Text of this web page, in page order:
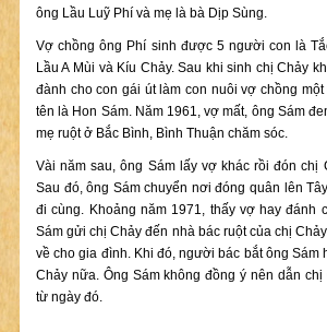
ông Lầu Luỹ Phí và mẹ là bà Dịp Sùng.
Vợ chồng ông Phí sinh được 5 người con là
Lầu A Mùi và Kíu Chảy. Sau khi sinh chị Chảy
đành cho con gái út làm con nuôi vợ chồng
tên là Hon Sám. Năm 1961, vợ mất, ông Sám
mẹ ruột ở Bắc Bình, Bình Thuận chăm sóc.
Vài năm sau, ông Sám lấy vợ khác rồi đón chị
Sau đó, ông Sám chuyển nơi đóng quân lên
đi cùng. Khoảng năm 1971, thấy vợ hay đánh
Sám gửi chị Chảy đến nhà bác ruột của chị
về cho gia đình. Khi đó, người bác bắt ông Sám
Chảy nữa. Ông Sám không đồng ý nên dẫn
từ ngày đó.